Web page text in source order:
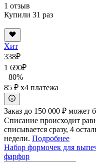
1 отзыв
Купили 31 раз
Хит
338₽
1 690₽
−80%
85 ₽ x4 платежа
Заказ до 150 000 ₽ может
Списание происходит
списывается сразу, 4
недели. Подробнее
Набор формочек для
фарфор